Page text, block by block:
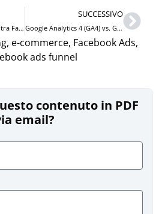
Le Discrepanze dei Dati tra Facebook Ads Pixel e Google Analytics
SUCCESSIVO
Google Analytics 4 (GA4) vs. Google Universal Analytics (UA): Novità e differenze
, e-commerce, Facebook Ads,
ads funnel
contenuto in PDF
email?